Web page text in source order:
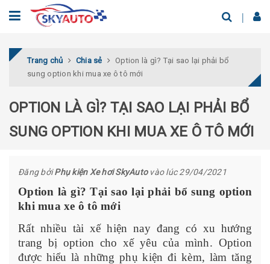
Trang chủ Chia sẻ
Option là gì? Tại sao lại phải bổ
sung option khi mua xe ô tô mới
OPTION LÀ GÌ? TẠI SAO LẠI PHẢI BỔ
SUNG OPTION KHI MUA XE Ô TÔ MỚI
Đăng bởiPhụ kiện Xe hơi SkyAutovào lúc 29/04/2021
Option là gì? Tại sao lại phải bổ sung option
khi mua xe ô tô mới
Rất nhiều tài xế hiện nay đang có xu hướng
trang bị option cho xế yêu của mình. Option
được hiểu là những phụ kiện đi kèm, làm tăng